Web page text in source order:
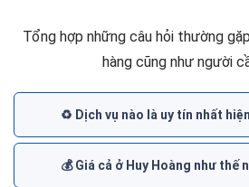
Tổng hợp những câu hỏi thường
hàng cũng như người
♻️ Dịch vụ nào là uy tín nhất
💰 Giá cả ở Huy Hoàng như thế